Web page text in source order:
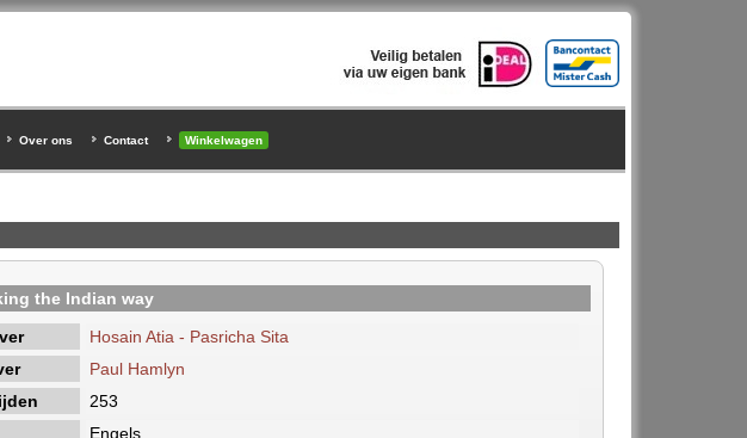
Over ons
Contact Winkelwagen
the Indian way
Hosain Atia - Pasricha Sita
Paul Hamlyn
253
Engels